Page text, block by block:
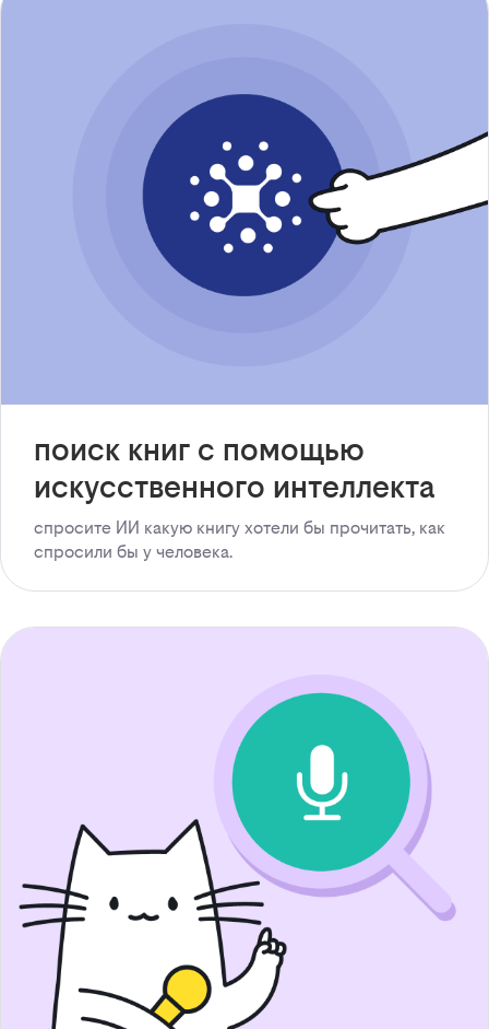
поиск книг с помощью
искусственного интеллекта
спросите ИИ какую книгу хотели бы прочитать, как
спросили бы у человека.